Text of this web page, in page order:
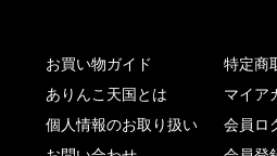
お買い物ガイド
ありんこ天国とは
個人情報のお取り扱い
特定商
マイア
会員ロ